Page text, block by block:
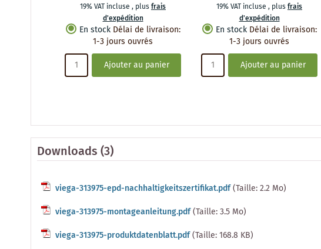
19% VAT incluse , plusfrais
d'expédition
En stock Délai de livraison:
1-3 jours ouvrés
Ajouter au panier
19% VAT incluse , plusfrais
d'expédition
En stock Délai de livraison:
1-3 jours ouvrés
Ajouter au panier
Downloads (3)
viega-313975-epd-nachhaltigkeitszertifikat.pdf(Taille: 2.2 Mo)
viega-313975-montageanleitung.pdf(Taille: 3.5 Mo)
viega-313975-produktdatenblatt.pdf(Taille: 168.8 KB)